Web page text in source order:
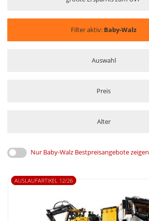
Filter aktiv: Baby-Walz
Auswahl
Preis
Alter
Nur Baby-Walz Bestpreisangebote zeigen
AUSLAUFARTIKEL 12/26